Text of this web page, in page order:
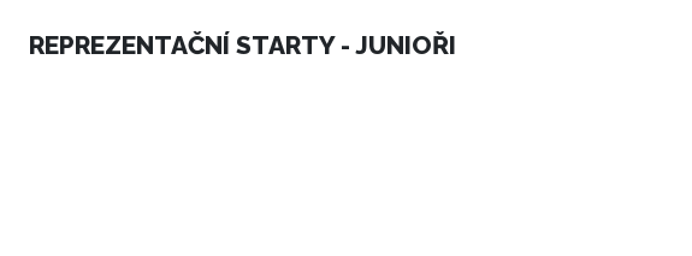
REPREZENTAČNÍ STARTY - JUNIOŘI